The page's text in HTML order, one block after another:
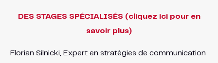
DES STAGES SPÉCIALISÉS (cliquez ici pour en
savoir plus)
Florian Silnicki, Expert en stratégies de communication